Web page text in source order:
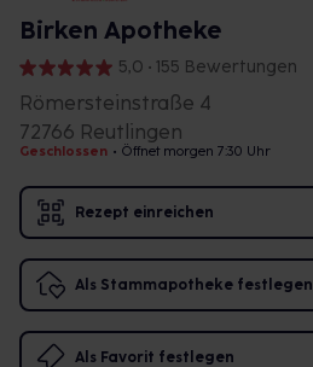
Birken Apotheke
5,0 • 155 Bewertungen
Römersteinstraße 4
72766 Reutlingen
Geschlossen • Öffnet morgen 7:30 Uhr
Rezept einreichen
Als Stammapotheke festlegen
Als Favorit festlegen